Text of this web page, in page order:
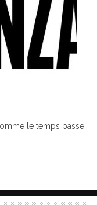
le temps passe